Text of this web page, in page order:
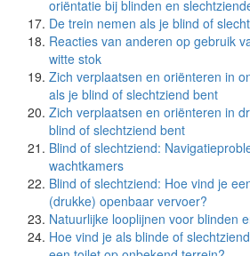
oriëntatie bij blinden en
De trein nemen als je blind of
Reacties van anderen op gebruik
witte stok
Zich verplaatsen en oriënteren in
als je blind of slechtziend bent
Zich verplaatsen en oriënteren in
blind of slechtziend bent
Blind of slechtziend:
wachtkamers
Blind of slechtziend: Hoe vind je
(drukke) openbaar vervoer?
Natuurlijke looplijnen voor blinden
Hoe vind je als blinde of